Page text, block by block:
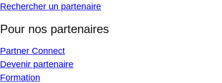
Rechercher un partenaire
Pour nos partenaires
Partner Connect
Devenir partenaire
Formation